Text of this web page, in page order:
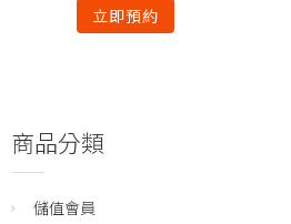
立即預約
商品分類
儲值會員